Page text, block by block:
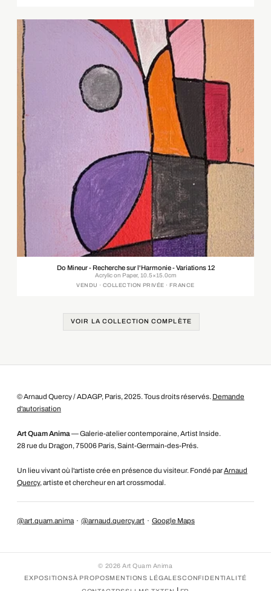
Do Mineur - Recherche sur l'Harmonie - Variations 12
Acrylic on Paper, 10.5×15.0cm
VENDU · COLLECTION PRIVÉE · FRANCE
VOIR LA COLLECTION COMPLÈTE
© Arnaud Quercy / ADAGP, Paris, 2025. Tous droits réservés. Demande
d'autorisation
Art Quam Anima — Galerie-atelier contemporaine, Artist Inside.
28 rue du Dragon, 75006 Paris, Saint-Germain-des-Prés.
Un lieu vivant où l'artiste crée en présence du visiteur. Fondé parArnaud
Quercy, artiste et chercheur en art crossmodal.
@art.quam.anima · @arnaud.quercy.art · Google Maps
© 2026 Art Quam Anima
EXPOSITIONSÀ PROPOSMENTIONS LÉGALESCONFIDENTIALITÉ